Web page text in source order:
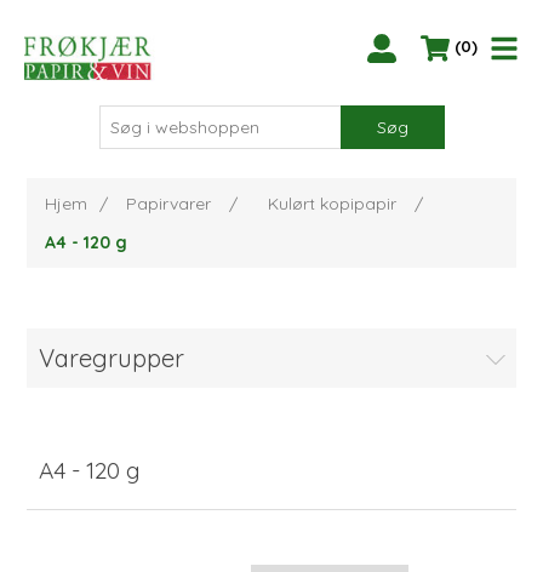
(0)
Søg
Hjem / Papirvarer / Kulørt kopipapir
/
A4 - 120 g
Varegrupper
A4 - 120 g